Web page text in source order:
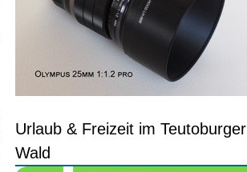
Urlaub & Freizeit im Teutoburger
Wald